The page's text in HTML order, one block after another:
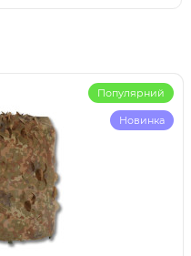
Популярний
Новинка